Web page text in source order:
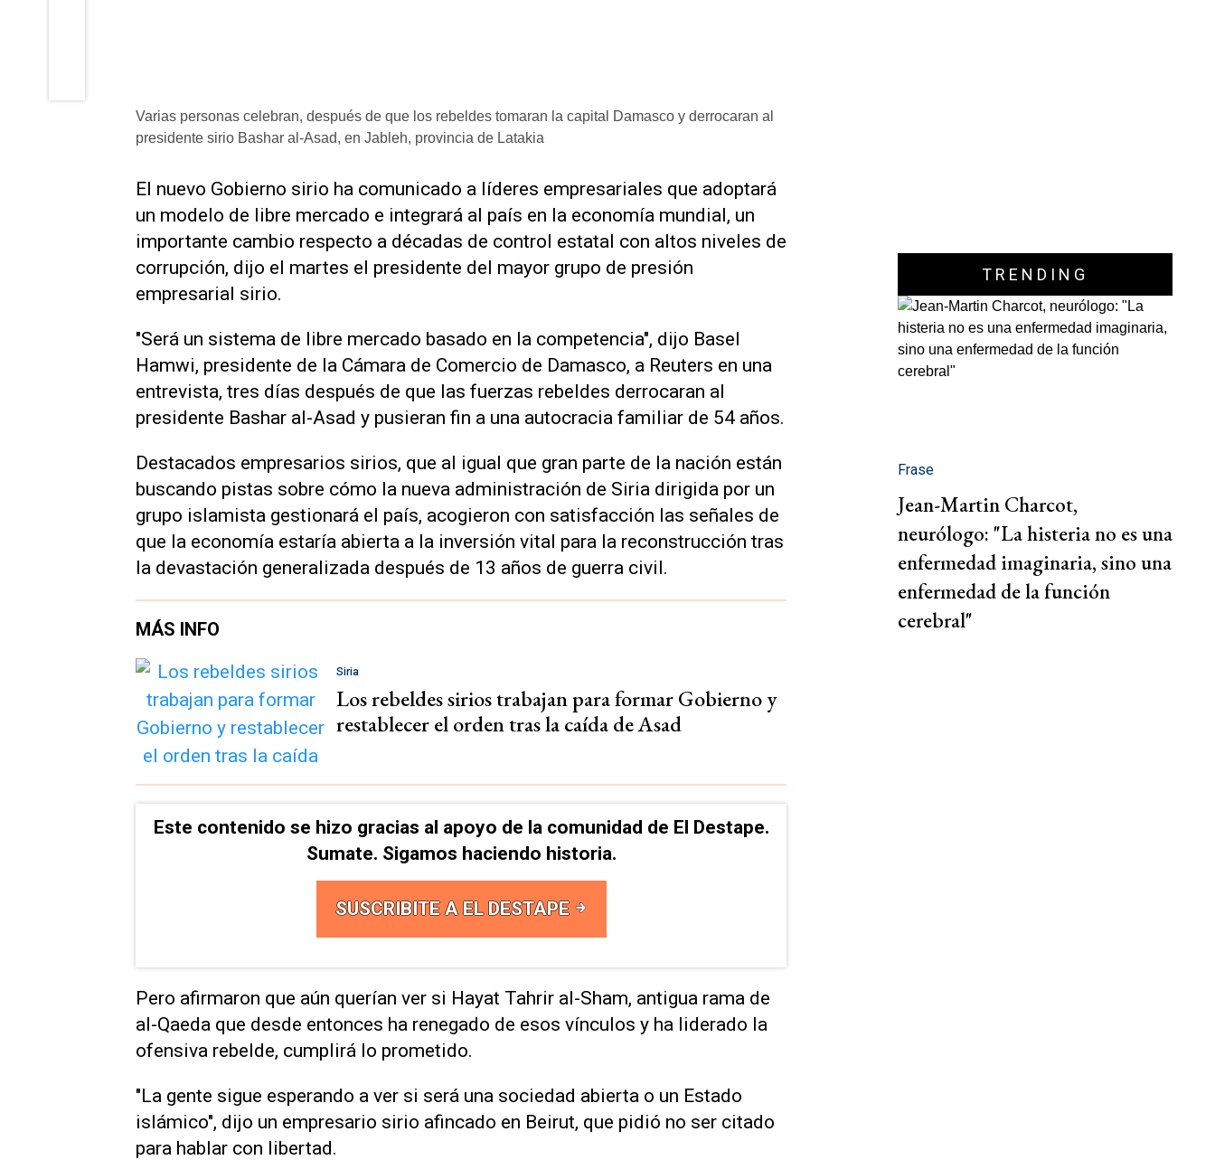
Varias personas celebran, después de que los rebeldes tomaran la capital Damasco y derrocaran al
presidente sirio Bashar al-Asad, en Jableh, provincia de Latakia
El nuevo Gobierno sirio ha comunicado a líderes empresariales que adoptará
un modelo de libre mercado e integrará al país en la economía mundial, un
importante cambio respecto a décadas de control estatal con altos niveles de
corrupción, dijo el martes el presidente del mayor grupo de presión
empresarial sirio.
"Será un sistema de libre mercado basado en la competencia", dijo Basel
Hamwi, presidente de la Cámara de Comercio de Damasco, a Reuters en una
entrevista, tres días después de que las fuerzas rebeldes derrocaran al
presidente Bashar al-Asad y pusieran fin a una autocracia familiar de 54 años.
Destacados empresarios sirios, que al igual que gran parte de la nación están
buscando pistas sobre cómo la nueva administración de Siria dirigida por un
grupo islamista gestionará el país, acogieron con satisfacción las señales de
que la economía estaría abierta a la inversión vital para la reconstrucción tras
la devastación generalizada después de 13 años de guerra civil.
MÁS INFO
Siria
Los rebeldes sirios trabajan para formar Gobierno y
restablecer el orden tras la caída de Asad
Este contenido se hizo gracias al apoyo de la comunidad de El Destape.
Sumate. Sigamos haciendo historia.
SUSCRIBITE A EL DESTAPE
Pero afirmaron que aún querían ver si Hayat Tahrir al-Sham, antigua rama de
al-Qaeda que desde entonces ha renegado de esos vínculos y ha liderado la
ofensiva rebelde, cumplirá lo prometido.
"La gente sigue esperando a ver si será una sociedad abierta o un Estado
islámico", dijo un empresario sirio afincado en Beirut, que pidió no ser citado
para hablar con libertad.
TRENDING
Frase
Jean-Martin Charcot,
neurólogo: "La histeria no es una
enfermedad imaginaria, sino una
enfermedad de la función
cerebral"